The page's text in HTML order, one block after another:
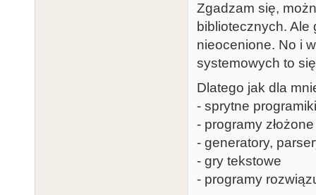
Zgadzam się,
bibliotecznych.
nieocenione. No i
systemowych to
Dlatego jak dla
- sprytne
- programy
- generatory,
- gry tekstowe
- programy